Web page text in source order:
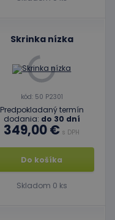
Skrinka nízka
kód: 50 P2301
Predpokladaný termín
dodania: do 30 dní
349,00 € s DPH
Do košíka
Skladom 0 ks